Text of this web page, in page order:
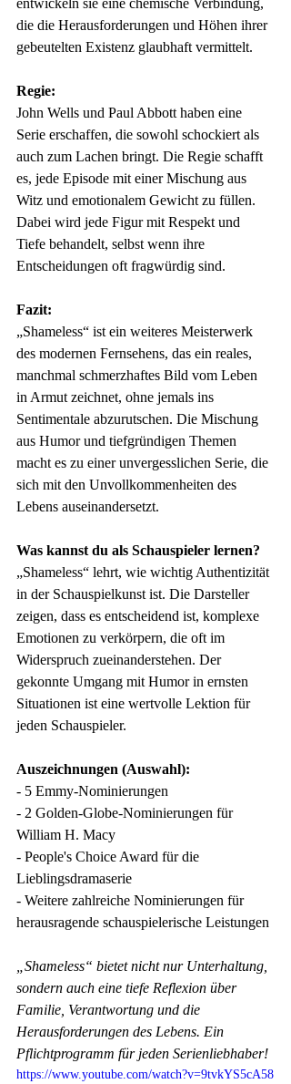
entwickeln sie eine chemische Verbindung,
die die Herausforderungen und Höhen ihrer
gebeutelten Existenz glaubhaft vermittelt.
Regie:
John Wells und Paul Abbott haben eine
Serie erschaffen, die sowohl schockiert als
auch zum Lachen bringt. Die Regie schafft
es, jede Episode mit einer Mischung aus
Witz und emotionalem Gewicht zu füllen.
Dabei wird jede Figur mit Respekt und
Tiefe behandelt, selbst wenn ihre
Entscheidungen oft fragwürdig sind.
Fazit:
„Shameless“ ist ein weiteres Meisterwerk
des modernen Fernsehens, das ein reales,
manchmal schmerzhaftes Bild vom Leben
in Armut zeichnet, ohne jemals ins
Sentimentale abzurutschen. Die Mischung
aus Humor und tiefgründigen Themen
macht es zu einer unvergesslichen Serie, die
sich mit den Unvollkommenheiten des
Lebens auseinandersetzt.
Was kannst du als Schauspieler lernen?
„Shameless“ lehrt, wie wichtig Authentizität
in der Schauspielkunst ist. Die Darsteller
zeigen, dass es entscheidend ist, komplexe
Emotionen zu verkörpern, die oft im
Widerspruch zueinanderstehen. Der
gekonnte Umgang mit Humor in ernsten
Situationen ist eine wertvolle Lektion für
jeden Schauspieler.
Auszeichnungen (Auswahl):
- 5 Emmy-Nominierungen
- 2 Golden-Globe-Nominierungen für
William H. Macy
- People's Choice Award für die
Lieblingsdramaserie
- Weitere zahlreiche Nominierungen für
herausragende schauspielerische Leistungen
„Shameless“ bietet nicht nur Unterhaltung,
sondern auch eine tiefe Reflexion über
Familie, Verantwortung und die
Herausforderungen des Lebens. Ein
Pflichtprogramm für jeden Serienliebhaber!
https://www.youtube.com/watch?v=9tvkYS5cA58